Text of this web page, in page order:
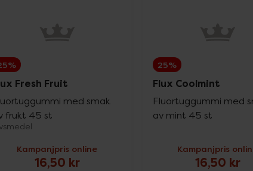
Fresh Fruit
med smak
frukt 45 st
Kampanjpris online
16,50 kr
25%
Flux Coolmint
Fluortuggummi med
av mint 45 st
Kampanjpris
16,50 kr